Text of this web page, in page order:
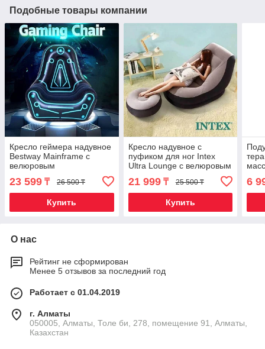
Подобные товары компании
Кресло геймера надувное
Bestway Mainframe с
велюровым
нескользящим покрытием
23 599 ₸ 26 500 ₸
Купить
Кресло надувное c
пуфиком для ног Intex
Ultra Lounge с велюровым
покрытием (Серый)
21 999₸ 25 500 ₸
Купить
6
О нас
Рейтинг не сформирован
Менее 5 отзывов за последний год
Работает с 01.04.2019
г. Алматы
050005, Алматы, Толе би, 278, помещение 91, Алматы,
Казахстан